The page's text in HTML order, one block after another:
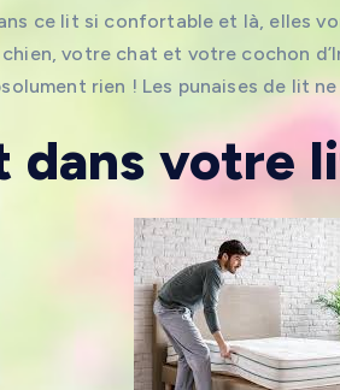
ce lit si confortable et là, elles
votre chat et votre cochon
rien ! Les punaises de lit
dans votre